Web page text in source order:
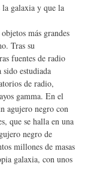
galaxia y que la
más grandes
Tras su
fuentes de radio
sido estudiada
de radio,
gamma. En el
agujero negro con
que se halla en una
negro de
millones de masas
galaxia, con unos